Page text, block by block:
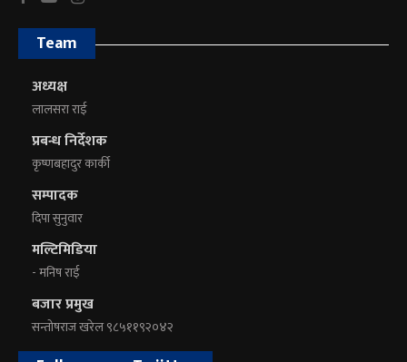
Team
अध्यक्ष
लालसरा राई
प्रबन्ध निर्देशक
कृष्णबहादुर कार्की
सम्पादक
दिपा सुनुवार
मल्टिमिडिया
- मनिष राई
बजार प्रमुख
सन्तोषराज खरेल ९८५११९२०४२